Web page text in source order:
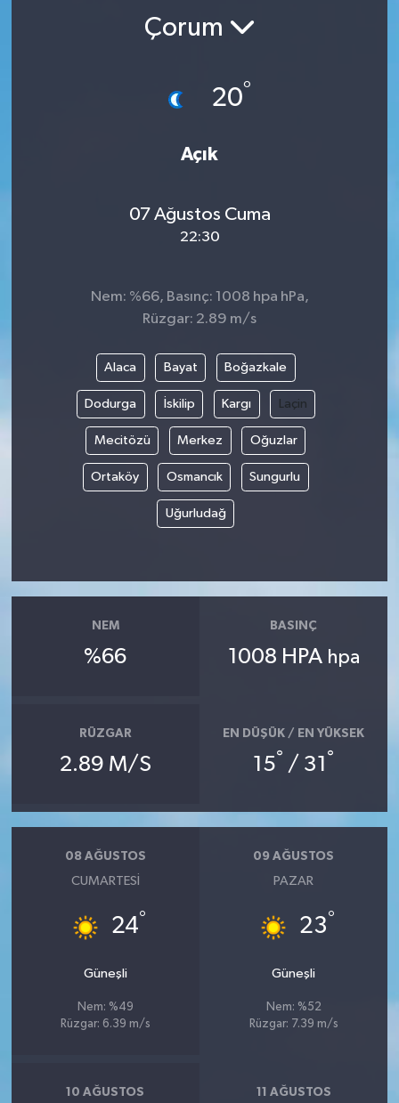
Çorum
20°
Açık
07 Ağustos Cuma
22:30
Nem: %66, Basınç: 1008 hpa hPa,
Rüzgar: 2.89 m/s
Alaca Bayat Boğazkale
Dodurga İskilip Kargı Laçin
Mecitözü Merkez Oğuzlar
Ortaköy Osmancık Sungurlu
Uğurludağ
NEM
%66
BASINÇ
1008 HPA hpa
RÜZGAR
2.89 M/S
EN DÜŞÜK / EN YÜKSEK
15° / 31 °
08 AĞUSTOS
CUMARTESI
24°
Güneşli
Nem: %49
Rüzgar: 6.39 m/s
09 AĞUSTOS
PAZAR
23°
Güneşli
Nem: %52
Rüzgar: 7.39 m/s
10 AĞUSTOS 11 AĞUSTOS